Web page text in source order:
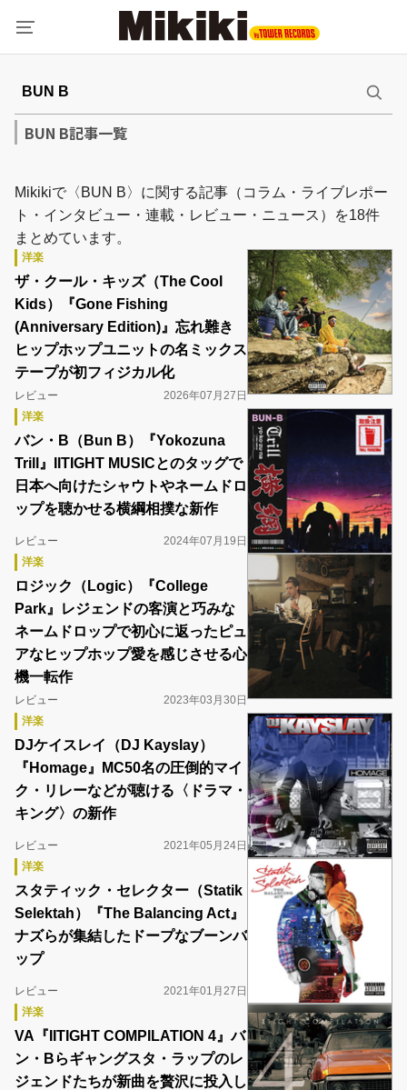
BUN B記事一覧
Mikikiで〈BUN B〉に関する記事（コラム・ライブレポー
ト・インタビュー・連載・レビュー・ニュース）を18件
まとめています。
洋楽
ザ・クール・キッズ（The Cool
Kids）『Gone Fishing
(Anniversary Edition)』忘れ難き
ヒップホップユニットの名ミックス
テープが初フィジカル化
レビュー
2026年07月27日
洋楽
バン・B（Bun B）『Yokozuna
Trill』IITIGHT MUSICとのタッグで
日本へ向けたシャウトやネームドロ
ップを聴かせる横綱相撲な新作
レビュー
2024年07月19日
洋楽
ロジック（Logic）『College
Park』レジェンドの客演と巧みな
ネームドロップで初心に返ったピュ
アなヒップホップ愛を感じさせる心
機一転作
レビュー
2023年03月30日
洋楽
DJケイスレイ（DJ Kayslay）
『Homage』MC50名の圧倒的マイ
ク・リレーなどが聴ける〈ドラマ・
キング〉の新作
レビュー
2021年05月24日
洋楽
スタティック・セレクター（Statik
Selektah）『The Balancing Act』
ナズらが集結したドープなブーンバ
ップ
レビュー
2021年01月27日
洋楽
VA『IITIGHT COMPILATION 4』バ
ン・Bらギャングスタ・ラップのレ
ジェンドたちが新曲を贅沢に投入し